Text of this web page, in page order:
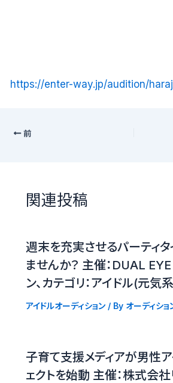
https://enter-way.jp/audition/
前
関連投稿
週末を充実させるパーティ
ませんか？ 主催：DUAL
ン、カテゴリ：アイドル(元気
アイドルオーディション/ By オーディシ
子育て支援メディアが男性
ェクトを始動 主催：株式会社